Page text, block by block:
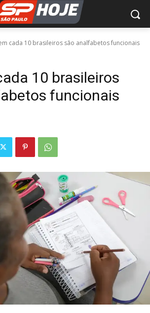
cada 10 brasileiros são analfabetos funcionais
10 brasileiros
funcionais